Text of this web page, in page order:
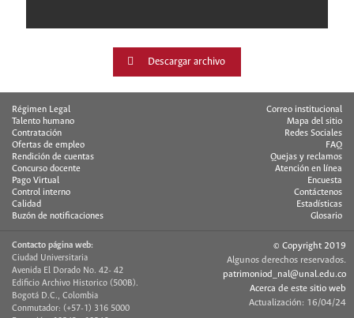
Descargar archivo
Régimen Legal
Talento humano
Contratación
Ofertas de empleo
Rendición de cuentas
Concurso docente
Pago Virtual
Control interno
Calidad
Buzón de notificaciones
Correo institucional
Mapa del sitio
Redes Sociales
FAQ
Quejas y reclamos
Atención en línea
Encuesta
Contáctenos
Estadísticas
Glosario
Contacto página web:
Ciudad Universitaria
Avenida El Dorado No. 42- 42
Edificio Archivo Historico (500B).
Bogotá D.C., Colombia
Conmutador: (+57-1) 316 5000
© Copyright 2019
Algunos derechos reservados.
patrimoniod_nal@unal.edu.co
Acerca de este sitio web
Actualización: 16/04/24